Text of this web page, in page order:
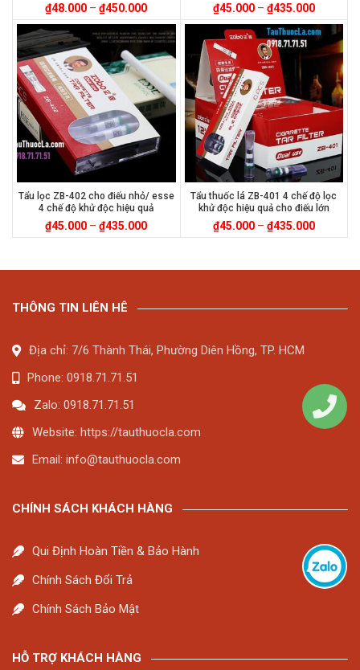
₫48.000 –₫450.000 ₫45.000– ₫435.000
Tẩu lọc ZB-402 cho điếu nhỏ/ esse
4 chế độ khử độc hiệu quả
₫45.000 –₫435.000
Tẩu thuốc lá ZB-401 4 chế độ lọc
khử độc hiệu quả cho điếu lớn
₫45.000– ₫435.000
THÔNG TIN LIÊN HÊ
Địa chỉ: 7/6 Thành Thái, Phường Diên Hồng, TP. HCM
Phone: 0918.71.71.51
Zalo: 0918.71.71.51
Website: https://tauthuocla.com
Email: info@tauthuocla.com
CHÍNH SÁCH KHÁCH HÀNG
Qui Định Hoàn Tiền & Bảo Hành
Chính Sách Đổi Trả
Chính Sách Bảo Mật
HỖ TRỢ KHÁCH HÀNG